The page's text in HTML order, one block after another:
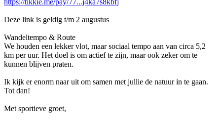
https://tikkie.me/pay/77...j4ka7s8kbfj
Deze link is geldig t/m 2 augustus
Wandeltempo & Route
We houden een lekker vlot, maar sociaal tempo aan van circa 5,2
km per uur. Het doel is om actief te zijn, maar ook zeker om te
kunnen blijven praten.
Ik kijk er enorm naar uit om samen met jullie de natuur in te gaan.
Tot dan!
Met sportieve groet,